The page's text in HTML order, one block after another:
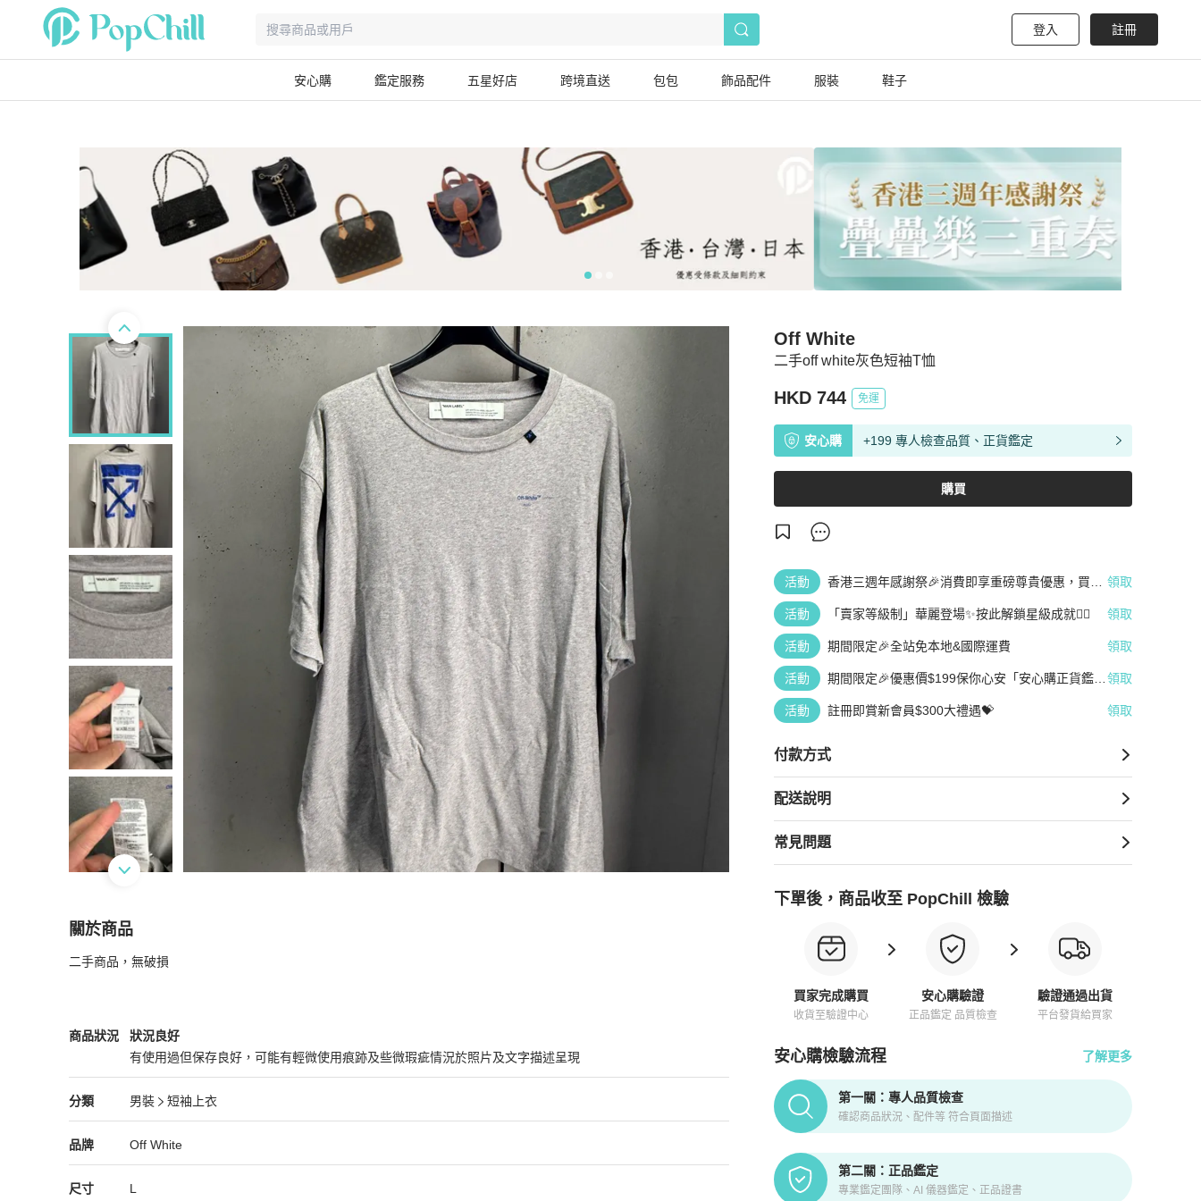
登入 註冊
安心購 鑑定服務 五星好店 跨境直送 包包 飾品配件 服裝 鞋子
二手off white灰色短袖T恤
Off White
HKD 744 免運
安心購 +199 專人檢查品質、正貨鑑定
購買
活動
香港三週年感謝祭🎉消費即享重磅尊貴優惠，買越
領取
活動 「賣家等級制」華麗登場✨按此解鎖星級成就👆🏻 領取
活動 期間限定🎉全站免本地&國際運費 領取
活動
期間限定🎉優惠價$199保你心安「安心購正貨鑑
領取
活動 註冊即賞新會員$300大禮遇💝 領取
付款方式
配送說明
常見問題
下單後，商品收至 PopChill 檢驗
買家完成購買
收貨至驗證中心
安心購驗證
正品鑑定 品質檢查
驗證通過出貨
平台發貨給買家
安心購檢驗流程 了解更多
PopChill拍拍圈正品驗證、安心購檢驗流程介紹
第一關：專人品質檢查
確認商品狀況、配件等 符合頁面描述
第二關：正品鑑定
專業鑑定團隊、AI 儀器鑑定、正品證書
關於商品
關於二手off white灰色短袖T恤
二手商品，無破損
商品狀況
Off White 男裝商品狀態與細節
狀況良好
有使用過但保存良好，可能有輕微使用痕跡及些微瑕疵情況於照片及文字描述呈現
狀況良好
分類
Off White 男裝分類資訊
男裝
短袖上衣
男裝/短袖上衣推薦
品牌
Off White 精品男裝品牌介紹
Off White
Off White 推薦清單
尺寸 L